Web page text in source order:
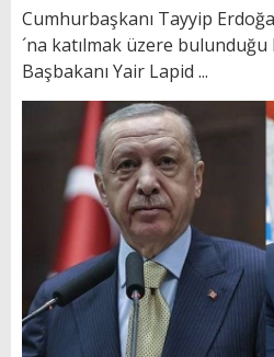
Cumhurbaşkanı Tayyip
´na katılmak üzere bulunduğu
Başbakanı Yair Lapid ...